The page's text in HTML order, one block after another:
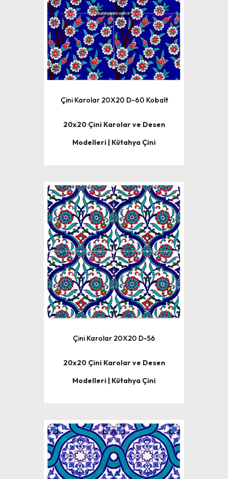
Çini Karolar 20X20 D-60 Kobalt
20x20 Çini Karolar ve Desen
Modelleri | Kütahya Çini
Çini Karolar 20X20 D-56
20x20 Çini Karolar ve Desen
Modelleri | Kütahya Çini